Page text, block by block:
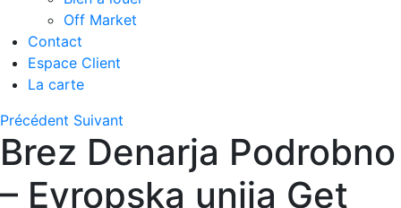
Off Market
Contact
Espace Client
La carte
Précédent Suivant
Brez Denarja Podrobno
– Evropska unija Get